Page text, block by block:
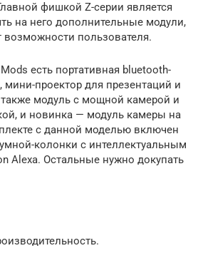
фишкой Z-серии является
на него дополнительные модули,
пользователя.
есть портативная bluetooth-
мини-проектор для презентаций и
модуль с мощной камерой и
и новинка — модуль камеры на
с данной моделью включен
колонки с интеллектуальным
Alexa. Остальные нужно докупать